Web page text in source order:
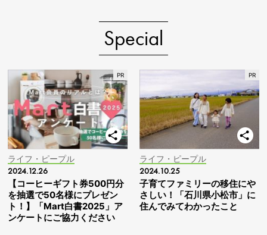
Special
ライフ・ピープル
2024.12.26
【コーヒーギフト券500円分
を抽選で50名様にプレゼン
ト！】「Mart白書2025」ア
ンケートにご協力ください
ライフ・ピープル
2024.10.25
子育てファミリーの移住にや
さしい！「石川県小松市」に
住んでみてわかったこと